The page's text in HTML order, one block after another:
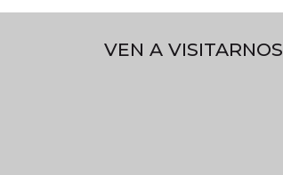
VEN A VISITARNOS